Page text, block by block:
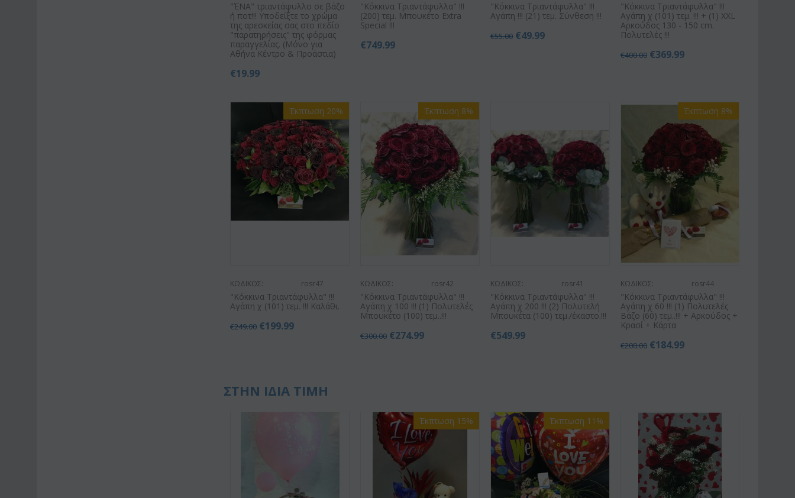
"ΈΝΑ" τριαντάφυλλο σε βάζο
ή ποτ!!! Υποδείξτε το χρώμα
της αρεσκείας σας στο πεδίο
"παρατηρήσεις" της φόρμας
παραγγελίας. (Μόνο για
Αθήνα Κέντρο & Προάστια)
€19.99
"Κόκκινα Τριαντάφυλλα" !!!
(200) τεμ. Μπουκέτο Extra
Special !!!
€749.99
"Κόκκινα Τριαντάφυλλα" !!!
Αγάπη !!! (21) τεμ. Σύνθεση !!!
€55.00 €49.99
"Κόκκινα Τριαντάφυλλα" !!!
Αγάπη χ (101) τεμ. !!! + (1) XXL
Αρκούδος 130 - 150 cm.
Πολυτελές !!!
€400.00 €369.99
Έκπτωση 20%
ΚΩΔΙΚΟΣ: rosr47
"Κόκκινα Τριαντάφυλλα" !!!
Αγάπη χ (101) τεμ. !!! Καλάθι.
€249.00 €199.99
Έκπτωση 8%
ΚΩΔΙΚΟΣ: rosr42
"Κόκκινα Τριαντάφυλλα" !!!
Αγάπη χ 100 !!! (1) Πολυτελές
Μπουκέτο (100) τεμ..!!!
€300.00 €274.99
ΚΩΔΙΚΟΣ: rosr41
"Κόκκινα Τριαντάφυλλα" !!!
Αγάπη χ 200 !!! (2) Πολυτελή
Μπουκέτα (100) τεμ./έκαστο.!!!
€549.99
Έκπτωση 8%
ΚΩΔΙΚΟΣ: rosr44
"Κόκκινα Τριαντάφυλλα" !!!
Αγάπη χ 60 !!! (1) Πολυτελές
Βάζο (60) τεμ..!!! + Αρκούδος +
Κρασί + Κάρτα
€200.00 €184.99
ΣΤΗΝ ΙΔΙΑ ΤΙΜΗ
Έκπτωση 15% Έκπτωση 11%